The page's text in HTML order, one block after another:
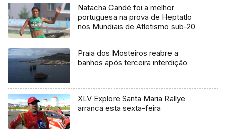
Natacha Candé foi a melhor
portuguesa na prova de Heptatlo
nos Mundiais de Atletismo sub-20
Praia dos Mosteiros reabre a
banhos após terceira interdição
XLV Explore Santa Maria Rallye
arranca esta sexta-feira